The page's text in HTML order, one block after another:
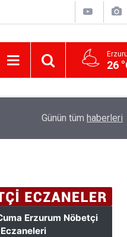
26
Erzurum’da gıda ve yem
Günün tüm haberleri